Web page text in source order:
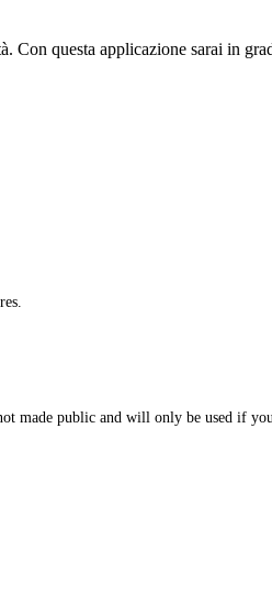
questa applicazione sarai in
made public and will only be used if